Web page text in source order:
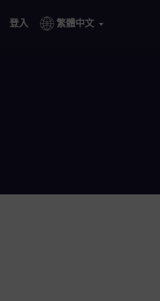
登入 繁體中文